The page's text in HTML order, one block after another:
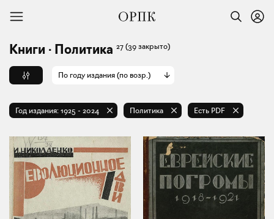
Книги · Политика 27 (39 закрыто)
По году издания (по возр.)
Год издания: 1925 - 2024 Политика Есть PDF